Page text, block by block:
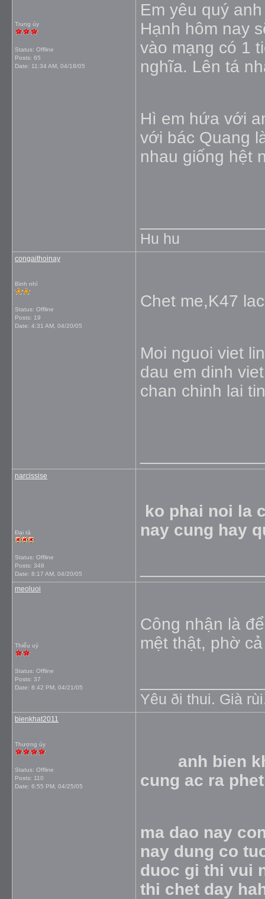
Trung úy
Status: Offline
Posts: 65
Date: 11:34 AM, 04/18/05
Em yêu quý
Hạnh hôm nay
vào mạng có 1
nghĩa. Lên tá
Hì em hứa với
với bác Quang
nhau giống hệt
Hu hu
congaithoinay
Binh nhì
Status: Offline
Posts: 19
Date: 4:31 AM, 04/20/05
Chet me,K47
Moi nguoi viet
dau em dinh
chan chinh lai
narcissise
Đại tá
Status: Offline
Posts: 348
Date: 8:17 AM, 04/20/05
ko phai noi la
nay cung hay
meoluoi
Thiếu uý
Status: Offline
Posts: 37
Date: 8:42 PM, 04/21/05
Công nhận là
mệt thật, phờ
Yêu ði thui. Già
bienkhat2011
Thượng úy
Status: Offline
Posts: 110
Date: 6:55 PM, 04/25/05
anh bien
cung ac ra
ma dao nay
nay dung co
duoc gi thi vui
thi chet day